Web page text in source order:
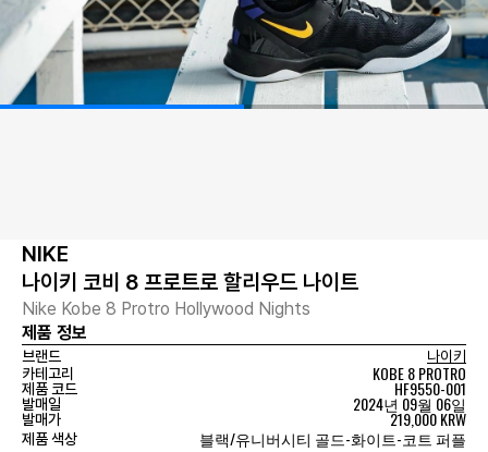
NIKE
나이키 코비 8 프로트로 할리우드 나이트
Nike Kobe 8 Protro Hollywood Nights
제품 정보
브랜드
나이키
카테고리
KOBE 8 PROTRO
제품 코드 HF9550-001
발매일 2024년 09월 06일
발매가 219,000 KRW
제품 색상 블랙/유니버시티 골드-화이트-코트 퍼플